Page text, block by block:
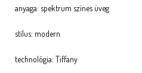
anyaga: spektrum színes üveg
stílus: modern
technológia: Tiffany